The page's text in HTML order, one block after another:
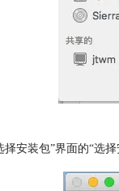
择安装包”界面的“选